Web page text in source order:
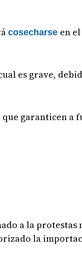
cosecharse en
es grave,
que garanticen a
a la protestas
la